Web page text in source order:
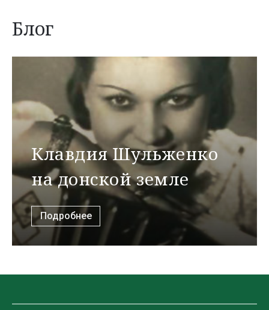
Блог
Клавдия Шульженко
на донской земле
Подробнее